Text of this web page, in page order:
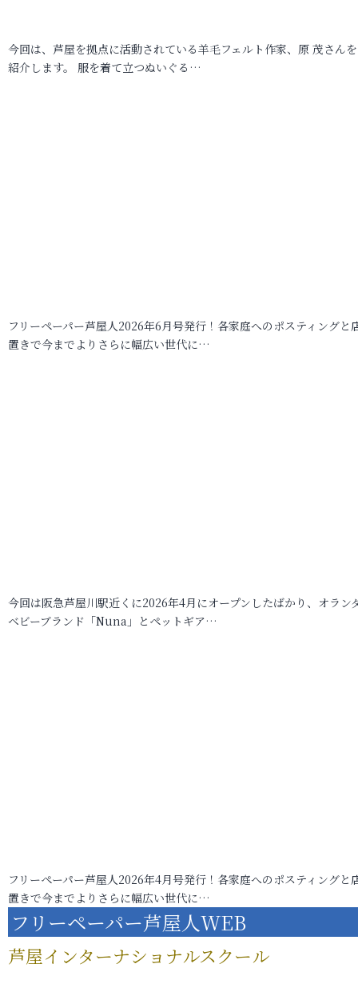
今回は、芦屋を拠点に活動されている羊毛フェルト作家、原 茂さん
紹介します。 服を着て立つぬいぐる…
フリーペーパー芦屋人2026年6月号発行！各家庭へのポスティングと
置きで今までよりさらに幅広い世代に…
今回は阪急芦屋川駅近くに2026年4月にオープンしたばかり、オラン
ベビーブランド「Nuna」とペットギア…
フリーペーパー芦屋人2026年4月号発行！各家庭へのポスティングと
置きで今までよりさらに幅広い世代に…
フリーペーパー芦屋人WEB
芦屋インターナショナルスクール